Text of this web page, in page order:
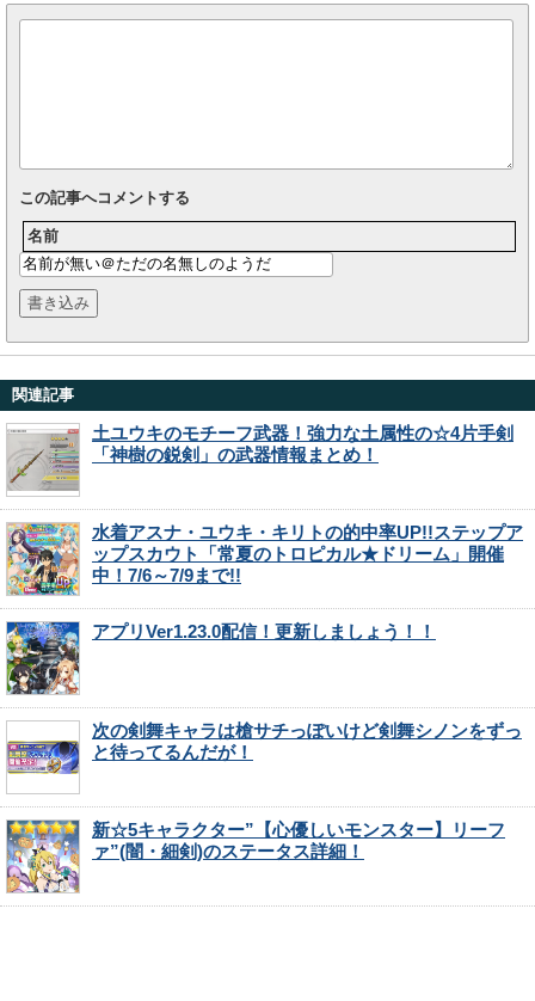
この記事へコメントする
名前
関連記事
土ユウキのモチーフ武器！強力な土属性の☆4片手剣
「神樹の鋭剣」の武器情報まとめ！
水着アスナ・ユウキ・キリトの的中率UP!!ステップア
ップスカウト「常夏のトロピカル★ドリーム」開催
中！7/6～7/9まで!!
アプリVer1.23.0配信！更新しましょう！！
次の剣舞キャラは槍サチっぽいけど剣舞シノンをずっ
と待ってるんだが！
新☆5キャラクター”【心優しいモンスター】リーフ
ァ”(闇・細剣)のステータス詳細！